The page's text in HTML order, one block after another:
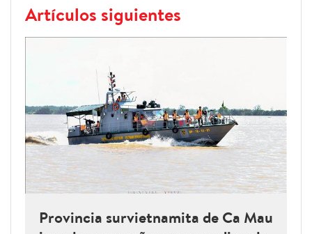
Artículos siguientes
Provincia survietnamita de Ca Mau